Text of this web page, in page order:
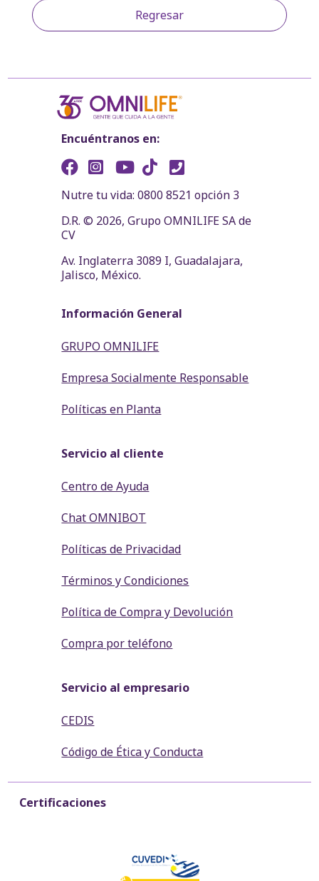
Regresar
Encuéntranos en:
Nutre tu vida: 0800 8521 opción 3
D.R. © 2026, Grupo OMNILIFE SA de
CV
Av. Inglaterra 3089 I, Guadalajara,
Jalisco, México.
Información General
GRUPO OMNILIFE
Empresa Socialmente Responsable
Políticas en Planta
Servicio al cliente
Centro de Ayuda
Chat OMNIBOT
Políticas de Privacidad
Términos y Condiciones
Política de Compra y Devolución
Compra por teléfono
Servicio al empresario
CEDIS
Código de Ética y Conducta
Certificaciones